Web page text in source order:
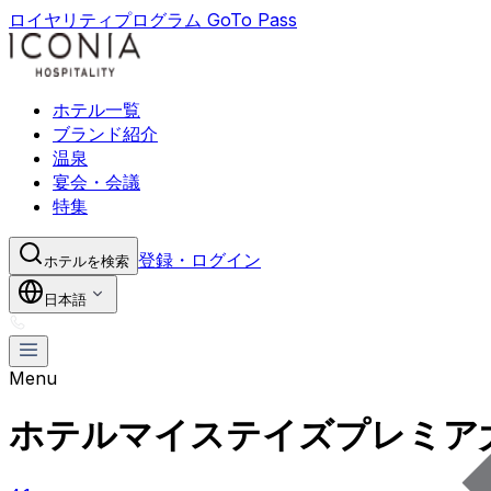
ロイヤリティプログラム GoTo Pass
ホテル一覧
ブランド紹介
温泉
宴会・会議
特集
ホテルを検索 登録・ログイン
日本語
Menu
ホテルマイステイズプレミア